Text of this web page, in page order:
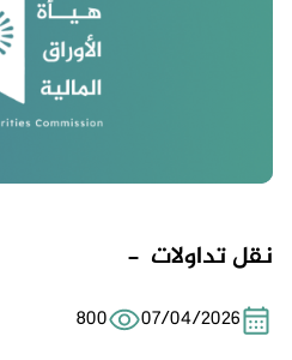
نقل تداولات -
07/04/2026
800